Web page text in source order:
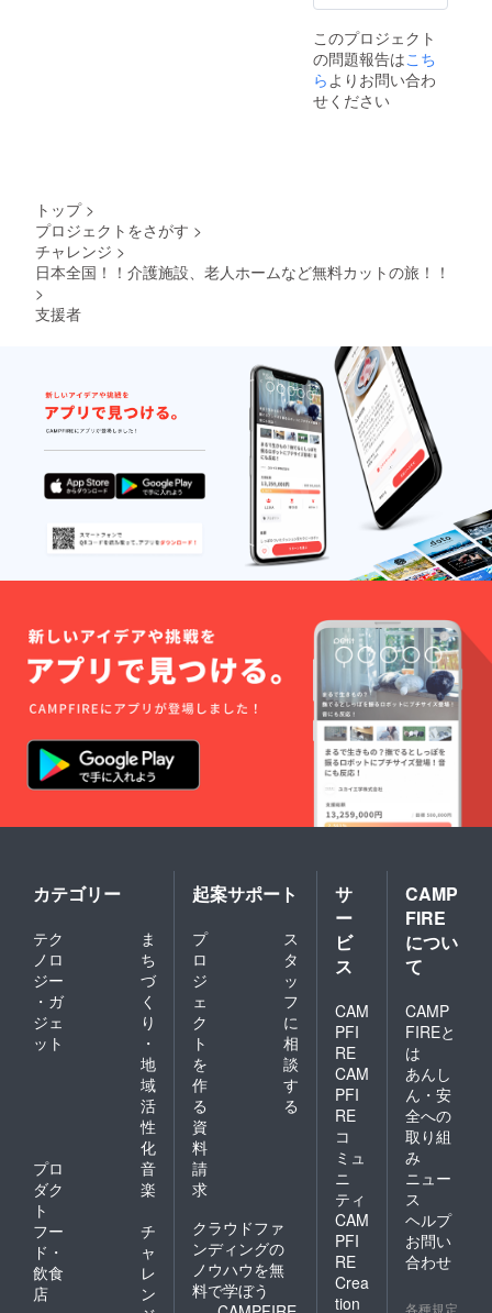
このプロジェクト
の問題報告はこち
ら よりお問い合わ
せください
トップ >
プロジェクトをさがす >
チャレンジ >
日本全国！！介護施設、老人ホームなど無料カットの旅！！
>
支援者
カテゴリー
テク
ノロ
ジー
・ガ
ジェ
ット
ま
ち
づ
く
り
・
地
域
活
性
化
プロ
ダク
ト
音
楽
フー
ド・
飲食
店
チ
ャ
レ
ン
起案サポート
プ
ロ
ジ
ェ
ク
ト
を
作
る
ス
タ
ッ
フ
に
相
談
す
る
資
料
請
求
クラウドファ
ンディングの
ノウハウを無
料で学ぼう
サ
ー
ビ
ス
CAM
PFI
RE
CAM
PFI
RE
コ
ミュ
ニ
ティ
CAM
PFI
RE
Crea
tion
CAMP
FIRE
につい
て
CAMP
FIREと
は
あんし
ん・安
全への
取り組
み
ニュー
ス
ヘルプ
お問い
合わせ
各種規定